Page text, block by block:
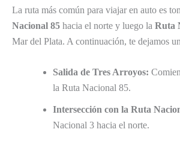
La ruta más común para viajar en auto es
Nacional 85 hacia el norte y luego la Ruta
Mar del Plata. A continuación, te dejamos
Salida de Tres Arroyos:
la Ruta Nacional 85.
Intersección con la Ruta
Nacional 3 hacia el norte.